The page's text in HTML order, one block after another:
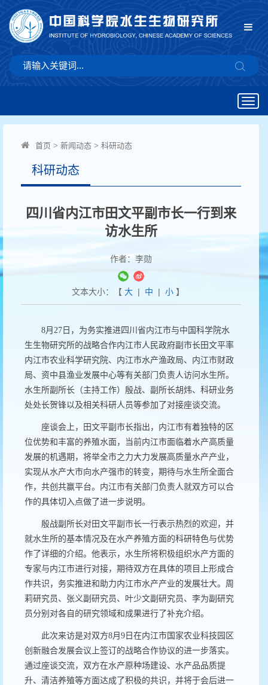
首页 > 新闻动态 > 科研动态
科研动态
四川省内江市田文平副市长一行到来
访水生所
作者：李勋
文本大小：【 大| 中 | 小】
8月 27 日，为务实推进四川省内江市与中国科学院水
生生物研究所的战略合作内江市人民政府副市长田文平率
内江市农业科学研究院、内江市水产渔政局、内江市财政
局、资中县渔业发展中心等有关部门负责人访问水生所。
水生所副所长（主持工作）殷战、副所长胡炜、科研业务
处处长贺锋以及相关科研人员等参加了对接座谈交流。
座谈会上，田文平副市长指出，内江市有着独特的区
位优势和丰富的养殖水面，当前内江市面临着水产高质量
发展的机遇期，将举全市之力大力发展高质量水产产业，
实现从水产大市向水产强市的转变，期待与水生所全面合
作，共创共赢平台。内江市有关部门负责人就双方可以合
作的具体切入点做了进一步说明。
殷战副所长对田文平副市长一行表示热烈的欢迎，并
就水生所的基本情况及在水产养殖方面的科研特色与优势
作了详细的介绍。他表示，水生所将积极组织水产方面的
专家与内江市进行对接，期待双方在具体的项目上形成合
作共识，务实推进和助力内江市水产产业的发展壮大。周
莉研究员、张义副研究员、叶少文副研究员、李为副研究
员分别对各自的研究领域和成果进行了补充介绍。
此次来访是对双方8月 9 日在内江市国家农业科技园区
创新融合发展会议上签订的战略合作协议的进一步落实。
通过座谈交流，双方在水产原种场建设、水产品品质提
升、清洁养殖等方面达成了积极的共识，并将于会后进一